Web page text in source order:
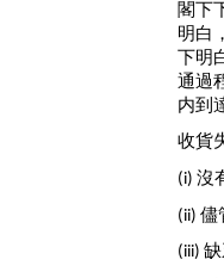
閣下
明白
下
通過
内到
收貨
(i) 沒
(ii)
(iii)